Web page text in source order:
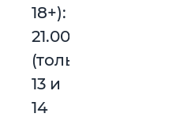
18+):
21.00
(только
13 и
14